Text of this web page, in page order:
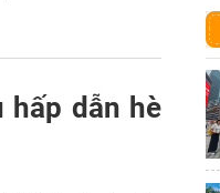
hấp dẫn hè